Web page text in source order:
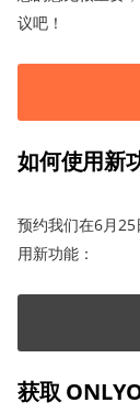
议吧！
如何使用新
预约我们在6月
用新功能：
获取